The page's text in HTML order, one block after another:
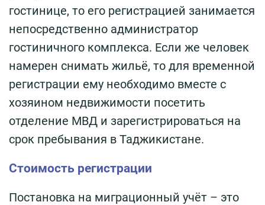
гостинице, то его регистрацией занимается
непосредственно администратор
гостиничного комплекса. Если же человек
намерен снимать жильё, то для временной
регистрации ему необходимо вместе с
хозяином недвижимости посетить
отделение МВД и зарегистрироваться на
срок пребывания в Таджикистане.
Стоимость регистрации
Постановка на миграционный учёт – это